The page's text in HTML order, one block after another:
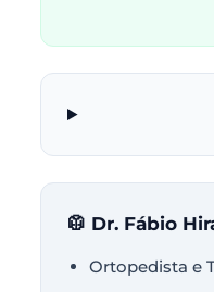
🥼 Dr. Fábio
Ortopedista e